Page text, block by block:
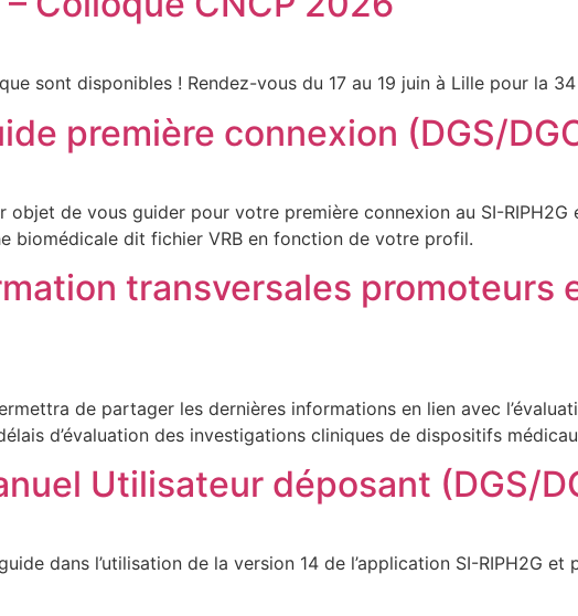
sont disponibles ! Rendez-vous du 17 au 19 juin à Lille pour la
première connexion (DGS/
objet de vous guider pour votre première connexion au SI-
biomédicale dit fichier VRB en fonction de votre profil.
transversales promoteurs
de partager les dernières informations en lien avec
d’évaluation des investigations cliniques de dispositifs
Utilisateur déposant (DGS/
dans l’utilisation de la version 14 de l’application SI-RIPH2G et